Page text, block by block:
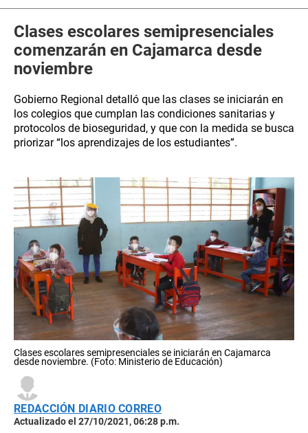
Clases escolares semipresenciales
comenzarán en Cajamarca desde
noviembre
Gobierno Regional detalló que las clases se iniciarán en
los colegios que cumplan las condiciones sanitarias y
protocolos de bioseguridad, y que con la medida se busca
priorizar “los aprendizajes de los estudiantes”.
Clases escolares semipresenciales se iniciarán en Cajamarca
desde noviembre. (Foto: Ministerio de Educación)
REDACCIÓN DIARIO CORREO
Actualizado el 27/10/2021, 06:28 p.m.